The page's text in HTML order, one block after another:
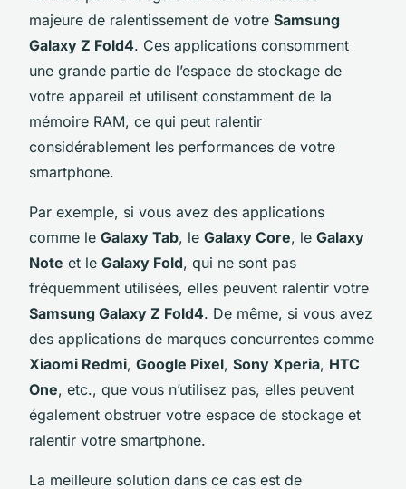
majeure de ralentissement de votre Samsung
Galaxy Z Fold4. Ces applications consomment
une grande partie de l’espace de stockage de
votre appareil et utilisent constamment de la
mémoire RAM, ce qui peut ralentir
considérablement les performances de votre
smartphone.
Par exemple, si vous avez des applications
comme le Galaxy Tab, le Galaxy Core, le Galaxy
Note et le Galaxy Fold, qui ne sont pas
fréquemment utilisées, elles peuvent ralentir votre
Samsung Galaxy Z Fold4. De même, si vous avez
des applications de marques concurrentes comme
Xiaomi Redmi, Google Pixel, Sony Xperia, HTC
One, etc., que vous n’utilisez pas, elles peuvent
également obstruer votre espace de stockage et
ralentir votre smartphone.
La meilleure solution dans ce cas est de